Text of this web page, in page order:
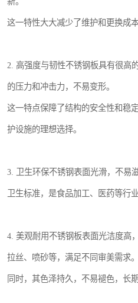
这一特性大大减少了维护和更换成
2. 高强度与韧性不锈钢板具有很高
的压力和冲击力，不易变形。
这一特点保障了结构的安全性和稳
护设施的理想选择。
3. 卫生环保不锈钢表面光滑，不易
卫生标准，是食品加工、医药等行
4. 美观耐用不锈钢板表面光洁度高
拉丝、喷砂等，满足不同审美需求。
同时，其色泽持久，不易褪色，长